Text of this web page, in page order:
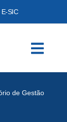
E-SIC
de Gestão